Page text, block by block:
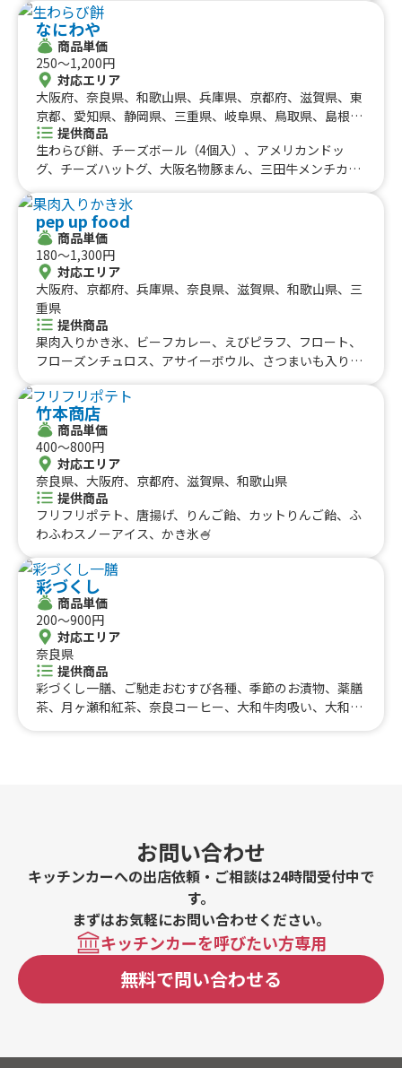
ージー、宇治抹茶アイススムージー、イタリアンソーダ
ブルーベリー、タピオカドリンク(学祭用）、ホットドッ
グ(学祭用）、ベーコンのパニーニ、宇治抹茶ラテ、甘露
梅ソーダ、甘酒（ホット)、ホットタピオカドリンク、クラ
ムチャウダー、ホットジュース、イタリアンホットミル
ク、有馬金泉コーヒー、イタリアンソーダ、ハーフチュロ
ス、【買い取り】スモークチキンのパニーニ、おしるこ、
【買取】ワッフルセット、ハロウィンラテ、アイススムー
ジー（学祭用)、スモークチキンのパニーニ、エスプレッ
ソ系コーヒー（学祭用)、ポークソーセージのホットドッ
グ（学割)、ベーコンのパニーニ、ドルチェセット、イタ
リアンスモークチキン盛り合わせ、ソーセージ盛り合わ
せ、サングリア、桜ソーダ、桜ドッグ、桜ラテ、コロナビ
ール(ライム付き)、キッズドリンク(アップルorオレン
ジ)、ホットワイン、クリスマスラテ、スモークチキンのパ
ニーニ、アイススムージー、ベルギーワッフル、チュロ
ス、ホットドッグ、イタリアンドリンク、タピオカドリン
ク、エスプレッソアレンジコーヒー
ねぎ塩からあげ丼、からマヨ丼、はみでる！からあげ弁
当、チーズトッポギ、ねぎヤンニョムチキン、おろしぶっ
かけねぎマンドゥ、マンドゥ丼、ねぎヤンニョムマンド
ゥ、ヤンニョムチキン丼、ヤンニョムマンドゥ、マンドゥ
(韓式揚げ餃子)、ヤンニョムチキン、韓国チキン
なにわや
商品単価
250〜1,200円
対応エリア
大阪府、奈良県、和歌山県、兵庫県、京都府、滋賀県、東
京都、愛知県、静岡県、三重県、岐阜県、鳥取県、島根
県、岡山県、広島県、山口県、徳島県、香川県、愛媛県、
高知県
提供商品
生わらび餅、チーズボール（4個入）、アメリカンドッ
グ、チーズハットグ、大阪名物豚まん、三田牛メンチカ
ル（5個入）、フリフリポテト、三田牛メンチカツ、コロ
ッケ弁当、たい焼き、牛タン串、チュロス、生ビール、角
ハイボール、酎ハイ、ノーアルコール、三田牛メンチカ
ツ、コロッケセット、その他サイドメニュー、牛丼、ふわ
ふわ果実かき氷、ハワイアンバーガー、かき氷（ふわふわ
氷）、生ビール、ハイボール、酎ハイ、ソフトドリンク、
かき氷、三田牛（メンチカツ、コロッケ）チーズハット
グ、チーズボール、フランクフルト、フライドポテト、ダ
ージーパイ、かき氷、かしみん焼き（泉州岸和田名物）ダ
パイ、かき氷、チーズボール、チーズドック、ダージーパ
イ、三田牛メンチカツ、三田牛コロッケ、フランクフル
ト、チーズハットグ、チーズボール、ポテトチーズハット
グ、チーズハットグ、チーズボール、三田牛メンチカツ、
三田牛コロッケ、フランクフルト、牛串（牛タン、牛ハラ
ミ、牛カルビ）三田牛（メンチカツ、コロッケ）チーズハ
ットグ、チーズボール、フランクフルト、フライドポテ
ト、ダージーパイ、アルコール、牛串（牛タン、牛ハラ
ミ、牛カルビ）三田牛（メンチカツ、コロッケ）チーズハ
ットグ、チーズボール、フランクフルト、ポテト、ドリン
ク（アルコール）、三田牛メンチカツ、三田牛コロッケセ
ット、①トルティーヤ（タコス、ジャークチキン、プルコ
ギ、ドック）②ドリンク（アルコール、ソフトドリンク
等）、ボリューム弁当
pep up food
商品単価
180〜1,300円
対応エリア
大阪府、京都府、兵庫県、奈良県、滋賀県、和歌山県、三
重県
提供商品
果肉入りかき氷、ビーフカレー、えびピラフ、フロート、
フローズンチュロス、アサイーボウル、さつまいも入り
ナ、ミニクレープ、ドリロコス、包みクレープ、夏 500
円クレープ、お手軽クレープ、手ごねハンバーグプレー
ト、自家製ローストビーフプレート、りんごあめ、塩キャ
ラメルビスケットクレープ、コーヒーチョコクレープ、キ
ャラメルコーヒーナッツクレープ、オレオクレープ、いち
ご練乳クレープ、キーマカレー、選べる600円クレープ、
チキンオーバーサンド、チキンオーバーライス、カレーオ
ムライス、骨つきソーセージ、ストロベリーホットチョ
プ、ストロベリーリッチチーズケーキ、フルーツサンド
600、フルーツサンド 500、フルーツサンド、ブルーベ
リーリッチチーズケーキ、チョコづくし、選べるおにぎり
と豚汁セット、デミグラスソースオムライス、フルーツサ
ンド、アメリカンドッグ、500円ドリンク、コーンスー
プ、クラムチャウダー、学生用 クラムチャウダー、550
円くれーぷ、ケチャップオムライス、選べるクレープ 50
0円、おにぎり 350円、選べる500円クレープ、和風ツナ
オクラ丼、大阪名物 どて焼き、たい焼き、おにぎり弁
サラダ、ハムツナサラダ、メープルミックスナッツクレー
プ、オレオバナナクリーム、オレオクリームクレープ、手
作り・無添加 生シロップかき氷（小）、いちごあめ、り
んごあめ、かき氷 350、タピオカドリンク、大阪産の海
苔を使ったおにぎり（塩おにぎり）、大阪産の海苔を使っ
たおにぎり（塩辛と梅しそ）、大阪産の海苔を使ったおに
り焼きチキンマヨ）、大阪産の海苔を使ったおにぎり（チ
ャーシューとメンマ）、大阪産の海苔を使ったおにぎり
産の海苔を使ったおにぎり（鮭とごま）、大阪産の海苔を
竹本商店
商品単価
400〜800円
対応エリア
奈良県、大阪府、京都府、滋賀県、和歌山県
提供商品
フリフリポテト、唐揚げ、りんご飴、カットりんご飴、ふ
わふわスノーアイス、かき氷🍧
彩づくし
商品単価
200〜900円
対応エリア
奈良県
提供商品
彩づくし一膳、ご馳走おむすび各種、季節のお漬物、薬膳
茶、月ヶ瀬和紅茶、奈良コーヒー、大和牛肉吸い、大和牛
お問い合わせ
キッチンカーへの出店依頼・ご相談は24時間受付中で
す。
まずはお気軽にお問い合わせください。
キッチンカーを呼びたい方専用
無料で問い合わせる